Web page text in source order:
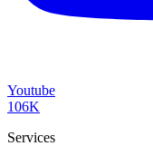
Youtube
106K
Services